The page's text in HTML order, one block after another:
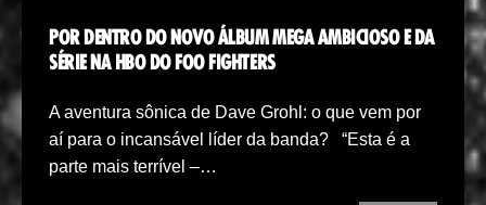
POR DENTRO DO NOVO ÁLBUM MEGA AMBICIOSO E DA
SÉRIE NA HBO DO FOO FIGHTERS
A aventura sônica de Dave Grohl: o que vem por
aí para o incansável líder da banda? “Esta é a
parte mais terrível –…